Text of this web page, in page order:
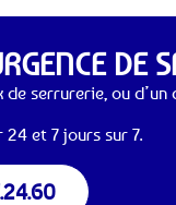
DE
serrurerie, ou d’un
et 7 jours sur 7.